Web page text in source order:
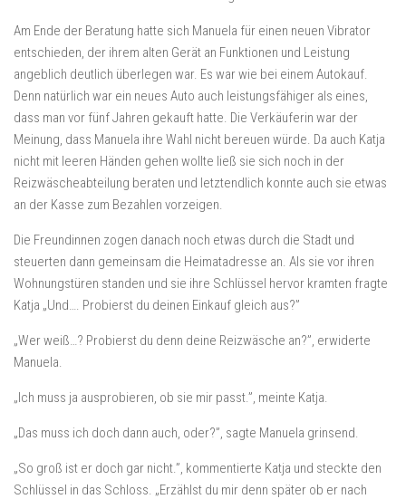
Am Ende der Beratung hatte sich Manuela für einen neuen Vibrator
entschieden, der ihrem alten Gerät an Funktionen und Leistung
angeblich deutlich überlegen war. Es war wie bei einem Autokauf.
Denn natürlich war ein neues Auto auch leistungsfähiger als eines,
dass man vor fünf Jahren gekauft hatte. Die Verkäuferin war der
Meinung, dass Manuela ihre Wahl nicht bereuen würde. Da auch Katja
nicht mit leeren Händen gehen wollte ließ sie sich noch in der
Reizwäscheabteilung beraten und letztendlich konnte auch sie etwas
an der Kasse zum Bezahlen vorzeigen.
Die Freundinnen zogen danach noch etwas durch die Stadt und
steuerten dann gemeinsam die Heimatadresse an. Als sie vor ihren
Wohnungstüren standen und sie ihre Schlüssel hervor kramten fragte
Katja „Und…. Probierst du deinen Einkauf gleich aus?”
„Wer weiß…? Probierst du denn deine Reizwäsche an?”, erwiderte
Manuela.
„Ich muss ja ausprobieren, ob sie mir passt.”, meinte Katja.
„Das muss ich doch dann auch, oder?”, sagte Manuela grinsend.
„So groß ist er doch gar nicht.”, kommentierte Katja und steckte den
Schlüssel in das Schloss. „Erzählst du mir denn später ob er nach